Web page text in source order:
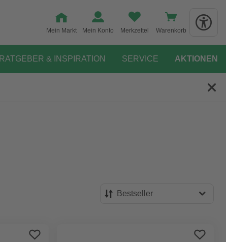
Mein Markt Mein Konto Merkzettel Warenkorb
RATGEBER & INSPIRATION SERVICE AKTIONEN
Bestseller